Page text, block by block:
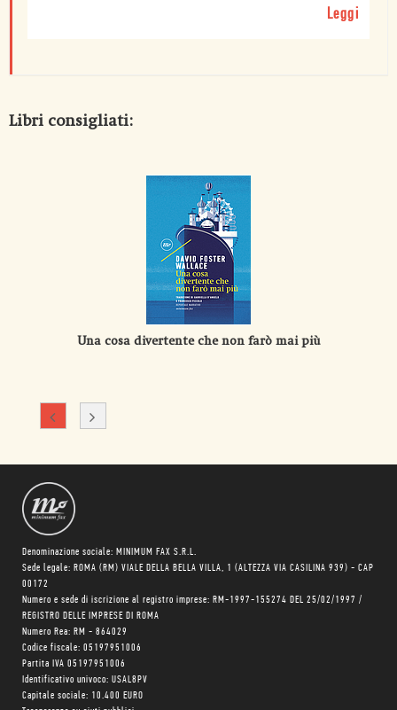
Leggi
Libri consigliati:
Una cosa divertente che non farò mai più
Denominazione sociale: MINIMUM FAX S.R.L.
Sede legale: ROMA (RM) VIALE DELLA BELLA VILLA, 1 (ALTEZZA VIA CASILINA 939) - CAP
00172
Numero e sede di iscrizione al registro imprese: RM-1997-155274 DEL 25/02/1997 /
REGISTRO DELLE IMPRESE DI ROMA
Numero Rea: RM - 864029
Codice fiscale: 05197951006
Partita IVA 05197951006
Identificativo univoco: USAL8PV
Capitale sociale: 10.400 EURO